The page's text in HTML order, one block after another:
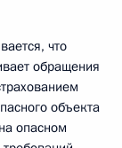
что
обращения
объекта
опасном